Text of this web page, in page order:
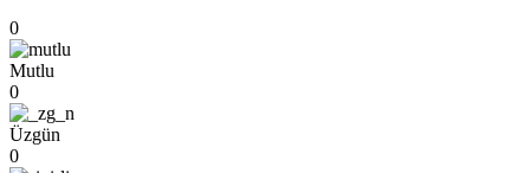
0
Mutlu
0
Üzgün
0